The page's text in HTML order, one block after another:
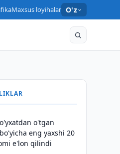
Maxsus loyihalar O'z
o'tgan
eng yaxshi 20
e'lon qilindi